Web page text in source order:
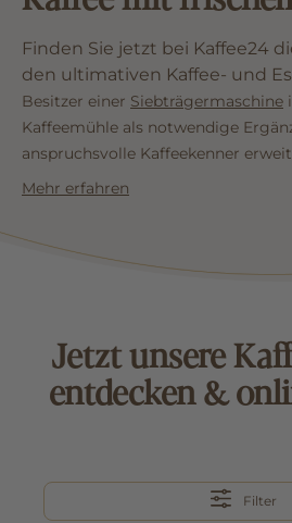
Finden Sie jetzt bei Kaffee24
den ultimativen Kaffee- und
Besitzer einer Siebträgermaschine
Kaffeemühle als notwendige
anspruchsvolle Kaffeekenner
persönliches Kaffeespektrum
Mehr erfahren
Jetzt unsere
entdecken &
Filter